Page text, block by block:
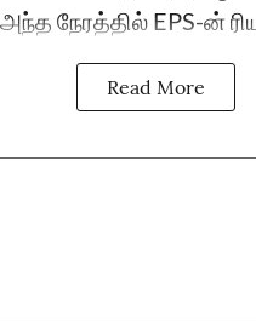
நேரத்தில் EPS-ன்
Read More